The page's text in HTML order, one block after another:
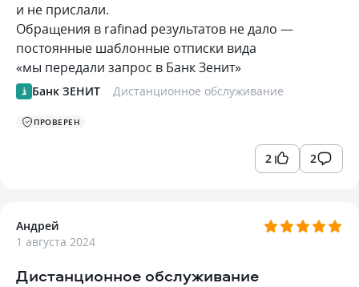
и не прислали.
Обращения в rafinad результатов не дало —
постоянные шаблонные отписки вида
«мы передали запрос в Банк Зенит»
Банк ЗЕНИТ Дистанционное обслуживание
ПРОВЕРЕН
2 2
Андрей
1 августа 2024
Дистанционное обслуживание